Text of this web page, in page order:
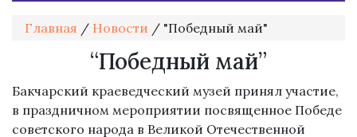
Главная / Новости / "Победный май"
“Победный май”
Бакчарский краеведческий музей принял участие,
в праздничном мероприятии посвященное Победе
советского народа в Великой Отечественной